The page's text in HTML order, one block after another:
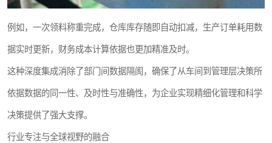
例如，一次领料称重完成，仓库库存随即自动扣减，生产订单耗用数
据实时更新，财务成本计算依据也更加精准及时。
这种深度集成消除了部门间数据隔阂，确保了从车间到管理层决策所
依据数据的同一性、及时性与准确性，为企业实现精细化管理和科学
决策提供了强大支撑。
行业专注与全球视野的融合